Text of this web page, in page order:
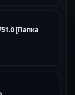
[Папка